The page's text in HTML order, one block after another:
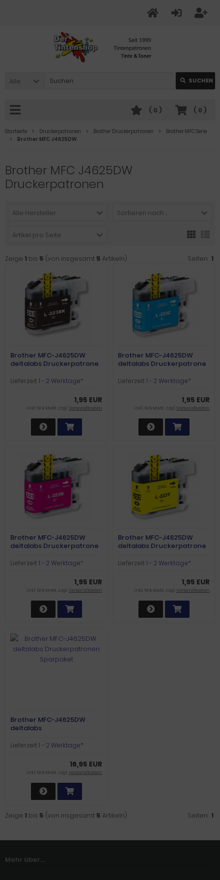
Alle SUCHEN
( 0 )
( 0 )
Startseite Druckerpatronen Brother Druckerpatronen
Brother MFC Serie
Brother MFC J4625DW
Brother MFC J4625DW
Druckerpatronen
Alle Hersteller Sortieren nach ...
Artikel pro Seite
Zeige 1 bis 5 (von insgesamt 5 Artikeln) Seiten: 1
Brother MFC-J4625DW
deltalabs Druckerpatrone
Lieferzeit:1 - 2 Werktage*
1,95 EUR
inkl. 19 % MwSt. zzgl.Versandkosten
Brother MFC-J4625DW
deltalabs Druckerpatrone
Lieferzeit:1 - 2 Werktage*
1,95 EUR
inkl. 19 % MwSt. zzgl.Versandkosten
Brother MFC-J4625DW
deltalabs Druckerpatrone
Lieferzeit:1 - 2 Werktage*
1,95 EUR
inkl. 19 % MwSt. zzgl.Versandkosten
Brother MFC-J4625DW
deltalabs Druckerpatrone
Lieferzeit:1 - 2 Werktage*
1,95 EUR
inkl. 19 % MwSt. zzgl.Versandkosten
Brother MFC-J4625DW
deltalabs
Sparpaket
Lieferzeit:1 - 2 Werktage*
16,95 EUR
inkl. 19 % MwSt. zzgl.Versandkosten
Zeige 1 bis 5 (von insgesamt 5 Artikeln) Seiten: 1
Mehr über...